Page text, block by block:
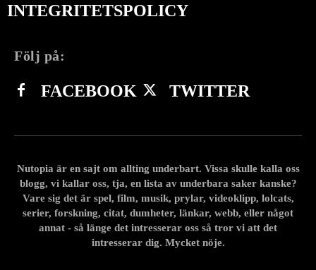
INTEGRITETSPOLICY
Följ på:
FACEBOOK TWITTER
Nutopia är en sajt om allting underbart. Vissa skulle kalla oss
blogg, vi kallar oss, tja, en lista av underbara saker kanske?
Vare sig det är spel, film, musik, prylar, videoklipp, lolcats,
serier, forskning, citat, dumheter, länkar, webb, eller något
annat - så länge det intresserar oss så tror vi att det
intresserar dig. Mycket nöje.